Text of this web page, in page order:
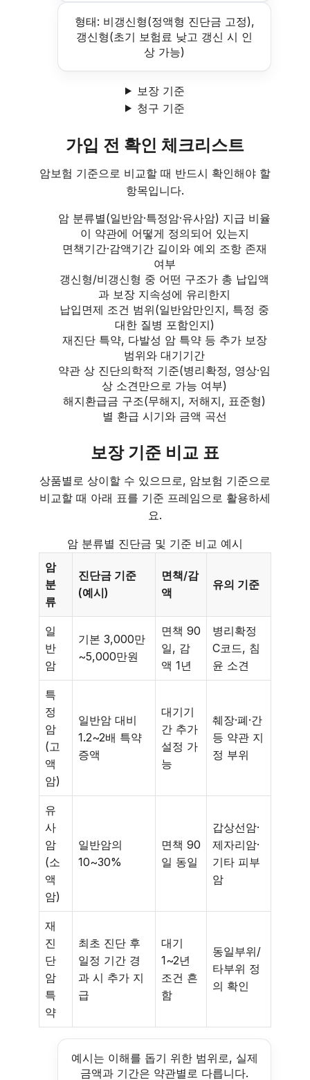
형태: 비갱신형(정액형 진단금 고정),
갱신형(초기 보험료 낮고 갱신 시 인
상 가능)
보장 기준
청구 기준
가입 전 확인 체크리스트
암보험 기준으로 비교할 때 반드시 확인해야 할
항목입니다.
암 분류별(일반암·특정암·유사암) 지급 비율
이 약관에 어떻게 정의되어 있는지
면책기간·감액기간 길이와 예외 조항 존재
여부
갱신형/비갱신형 중 어떤 구조가 총 납입액
과 보장 지속성에 유리한지
납입면제 조건 범위(일반암만인지, 특정 중
대한 질병 포함인지)
재진단 특약, 다발성 암 특약 등 추가 보장
범위와 대기기간
약관 상 진단의학적 기준(병리확정, 영상·임
상 소견만으로 가능 여부)
해지환급금 구조(무해지, 저해지, 표준형)
별 환급 시기와 금액 곡선
보장 기준 비교 표
상품별로 상이할 수 있으므로, 암보험 기준으로
비교할 때 아래 표를 기준 프레임으로 활용하세
요.
암 분류별 진단금 및 기준 비교 예시
암
분
류
진단금 기준
(예시)
면책/감
액
유의 기준
일
반
암
기본 3,000만
~5,000만원
면책 90
일, 감
액 1년
병리확정
C코드, 침
윤 소견
특
정
암
(고
액
암)
일반암 대비
1.2~2배 특약
증액
대기기
간 추가
설정 가
능
췌장·폐·간
등 약관 지
정 부위
유
사
암
(소
액
암)
일반암의
10~30%
면책 90
일 동일
갑상선암·
제자리암·
기타 피부
암
재
진
단
암
특
약
최초 진단 후
일정 기간 경
과 시 추가 지
급
대기
1~2년
조건 흔
함
동일부위/
타부위 정
의 확인
예시는 이해를 돕기 위한 범위로, 실제
금액과 기간은 약관별로 다릅니다.